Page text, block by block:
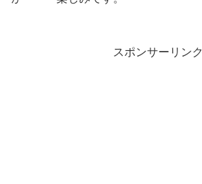
スポンサーリンク